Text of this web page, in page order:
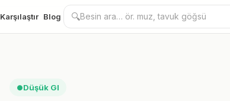
Karşılaştır Blog 🔍
●Düşük GI